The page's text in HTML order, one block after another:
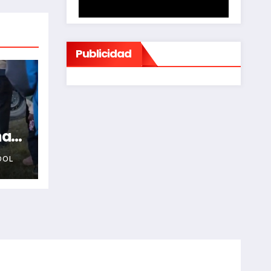
Publicidad